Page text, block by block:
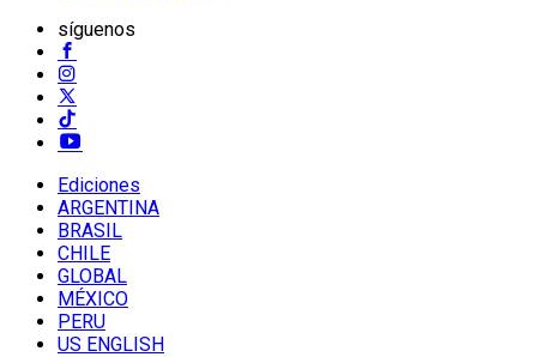
síguenos
Ediciones
ARGENTINA
BRASIL
CHILE
GLOBAL
MÉXICO
PERU
US ENGLISH